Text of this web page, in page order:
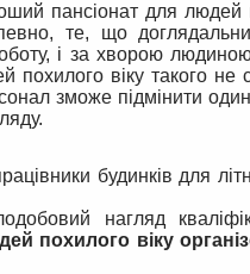
пансіонат для людей
те, що
і за хворою
похилого віку такого не
зможе підмінити один
будинків для
нагляд
похилого віку